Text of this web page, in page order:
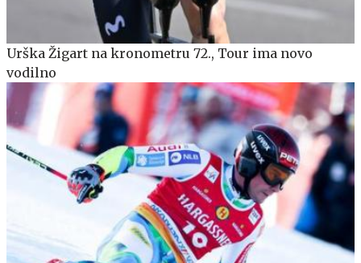
Urška Žigart na kronometru 72., Tour ima novo
vodilno